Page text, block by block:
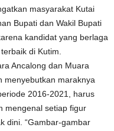
masyarakat Kutai
Bupati dan Wakil Bupati
kandidat yang berlaga
di Kutim.
Ancalong dan Muara
menyebutkan maraknya
2016-2021, harus
mengenal setiap figur
dini. “Gambar-gambar